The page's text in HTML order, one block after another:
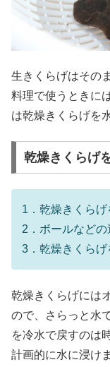
生きくらげはその
料理で使うときに
は乾燥きくらげを
乾燥きくらげ
1．乾燥きくらげ
2．ボールなど
3．乾燥きくら
乾燥きくらげには
ので、さらっと水
を冷水で戻すのは
計画的に水に浸け